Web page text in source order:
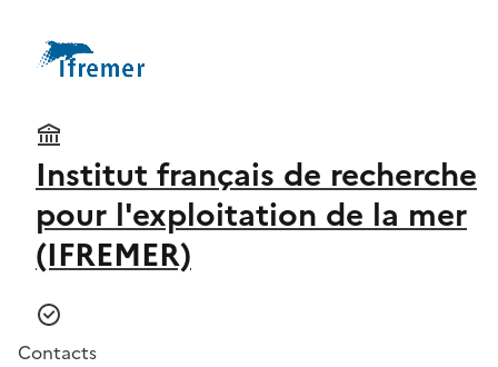
Institut français de recherche
pour l'exploitation de la mer
(IFREMER)
Contacts